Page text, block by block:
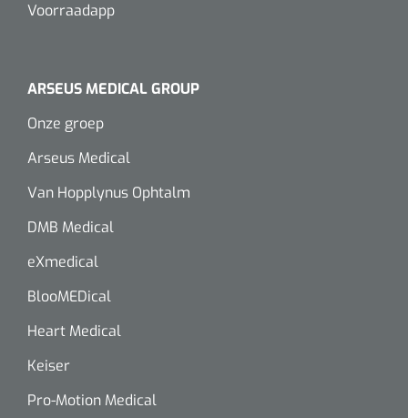
Voorraadapp
ARSEUS MEDICAL GROUP
Onze groep
Arseus Medical
Van Hopplynus Ophtalm
DMB Medical
eXmedical
BlooMEDical
Heart Medical
Keiser
Pro-Motion Medical